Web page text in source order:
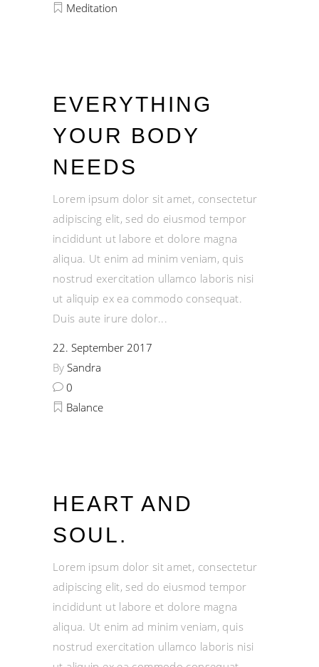
Meditation
EVERYTHING
YOUR BODY
NEEDS
Lorem ipsum dolor sit amet, consectetur
adipiscing elit, sed do eiusmod tempor
incididunt ut labore et dolore magna
aliqua. Ut enim ad minim veniam, quis
nostrud exercitation ullamco laboris nisi
ut aliquip ex ea commodo consequat.
Duis aute irure dolor
22. September 2017
By Sandra
0
Balance
HEART AND
SOUL.
Lorem ipsum dolor sit amet, consectetur
adipiscing elit, sed do eiusmod tempor
incididunt ut labore et dolore magna
aliqua. Ut enim ad minim veniam, quis
nostrud exercitation ullamco laboris nisi